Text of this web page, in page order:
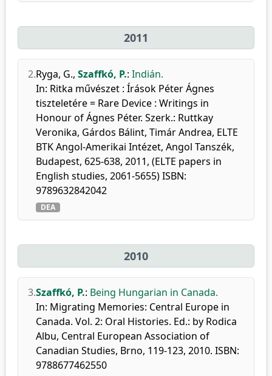
2011
2.Ryga, G., Szaffkó, P.: Indián.
In: Ritka művészet : Írások Péter Ágnes
tiszteletére = Rare Device : Writings in
Honour of Ágnes Péter. Szerk.: Ruttkay
Veronika, Gárdos Bálint, Timár Andrea, ELTE
BTK Angol-Amerikai Intézet, Angol Tanszék,
Budapest, 625-638, 2011, (ELTE papers in
English studies, 2061-5655) ISBN:
9789632842042
DEA
2010
3.Szaffkó, P.: Being Hungarian in Canada.
In: Migrating Memories: Central Europe in
Canada. Vol. 2: Oral Histories. Ed.: by Rodica
Albu, Central European Association of
Canadian Studies, Brno, 119-123, 2010. ISBN:
9788677462550